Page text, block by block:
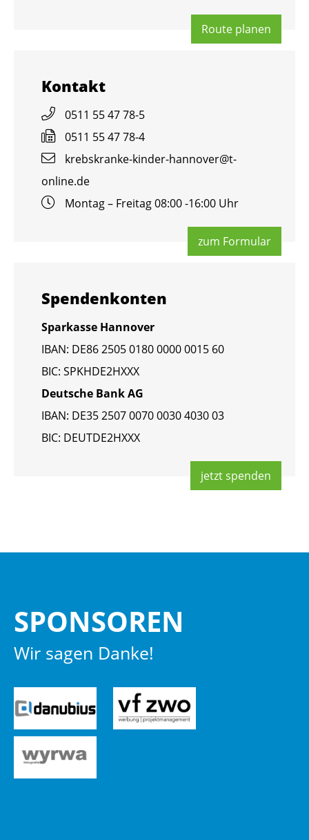
Route pla­nen
Kon­takt
0511 55 47 78-5
0511 55 47 78-4
krebs­kran­ke-kin­der-han­no­ver@​t-​
online.​de
Mon­tag – Frei­tag 08:00 -16:00 Uhr
zum For­mu­lar
Spen­den­kon­ten
Spar­kas­se Han­no­ver
IBAN: DE86 2505 0180 0000 0015 60
BIC: SPKHDE2HXXX
Deut­sche Bank AG
IBAN: DE35 2507 0070 0030 4030 03
BIC: DEUT­DE2HXXX
jetzt spen­den
SPON­SO­REN
Wir sagen Danke!